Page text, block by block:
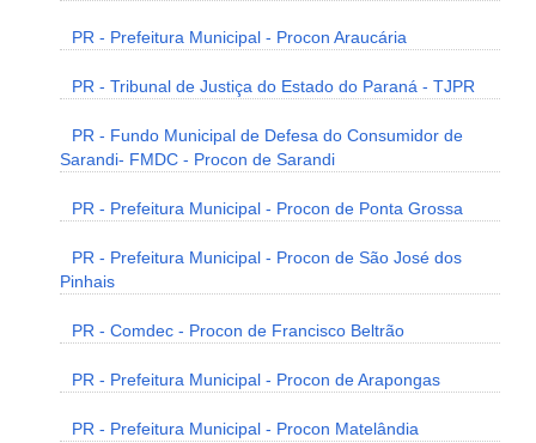
PR - Prefeitura Municipal - Procon Araucária
PR - Tribunal de Justiça do Estado do Paraná - TJPR
PR - Fundo Municipal de Defesa do Consumidor de
Sarandi- FMDC - Procon de Sarandi
PR - Prefeitura Municipal - Procon de Ponta Grossa
PR - Prefeitura Municipal - Procon de São José dos
Pinhais
PR - Comdec - Procon de Francisco Beltrão
PR - Prefeitura Municipal - Procon de Arapongas
PR - Prefeitura Municipal - Procon Matelândia